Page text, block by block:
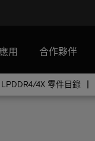
用 合作夥伴
LPDDR4/4X 零件目錄